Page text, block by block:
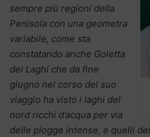
sempre più regioni della
Penisola con una geometra
variabile, come sta
constatando anche Goletta
dei Laghi che da fine
giugno nel corso del suo
viaggio ha visto i laghi del
nord ricchi d’acqua per via
delle piogge intense, e quelli